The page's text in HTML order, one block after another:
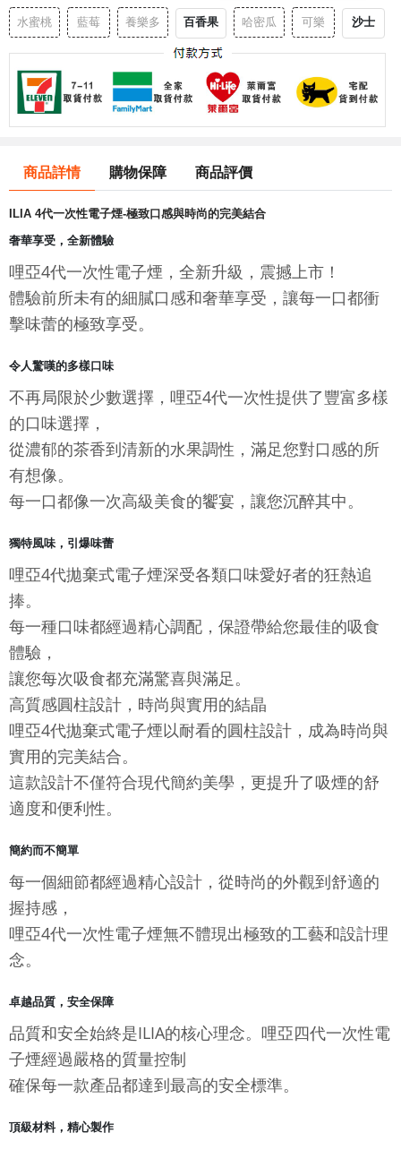
水蜜桃 藍莓 養樂多 百香果 哈密瓜 可樂 沙士
商品詳情 購物保障 商品評價
ILIA 4代一次性電子煙-極致口感與時尚的完美結合
奢華享受，全新體驗
哩亞4代一次性電子煙，全新升級，震撼上市！
體驗前所未有的細膩口感和奢華享受，讓每一口都衝
擊味蕾的極致享受。
令人驚嘆的多樣口味
不再局限於少數選擇，哩亞4代一次性提供了豐富多樣
的口味選擇，
從濃郁的茶香到清新的水果調性，滿足您對口感的所
有想像。
每一口都像一次高級美食的饗宴，讓您沉醉其中。
獨特風味，引爆味蕾
哩亞4代拋棄式電子煙深受各類口味愛好者的狂熱追
捧。
每一種口味都經過精心調配，保證帶給您最佳的吸食
體驗，
讓您每次吸食都充滿驚喜與滿足。
高質感圓柱設計，時尚與實用的結晶
哩亞4代拋棄式電子煙以耐看的圓柱設計，成為時尚與
實用的完美結合。
這款設計不僅符合現代簡約美學，更提升了吸煙的舒
適度和便利性。
簡約而不簡單
每一個細節都經過精心設計，從時尚的外觀到舒適的
握持感，
哩亞4代一次性電子煙無不體現出極致的工藝和設計理
念。
卓越品質，安全保障
品質和安全始終是ILIA的核心理念。哩亞四代一次性電
子煙經過嚴格的質量控制
確保每一款產品都達到最高的安全標準。
頂級材料，精心製作